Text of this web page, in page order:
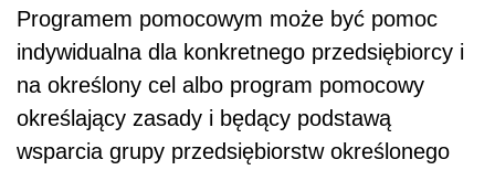
Programem pomocowym może być pomoc
indywidualna dla konkretnego przedsiębiorcy i
na określony cel albo program pomocowy
określający zasady i będący podstawą
wsparcia grupy przedsiębiorstw określonego